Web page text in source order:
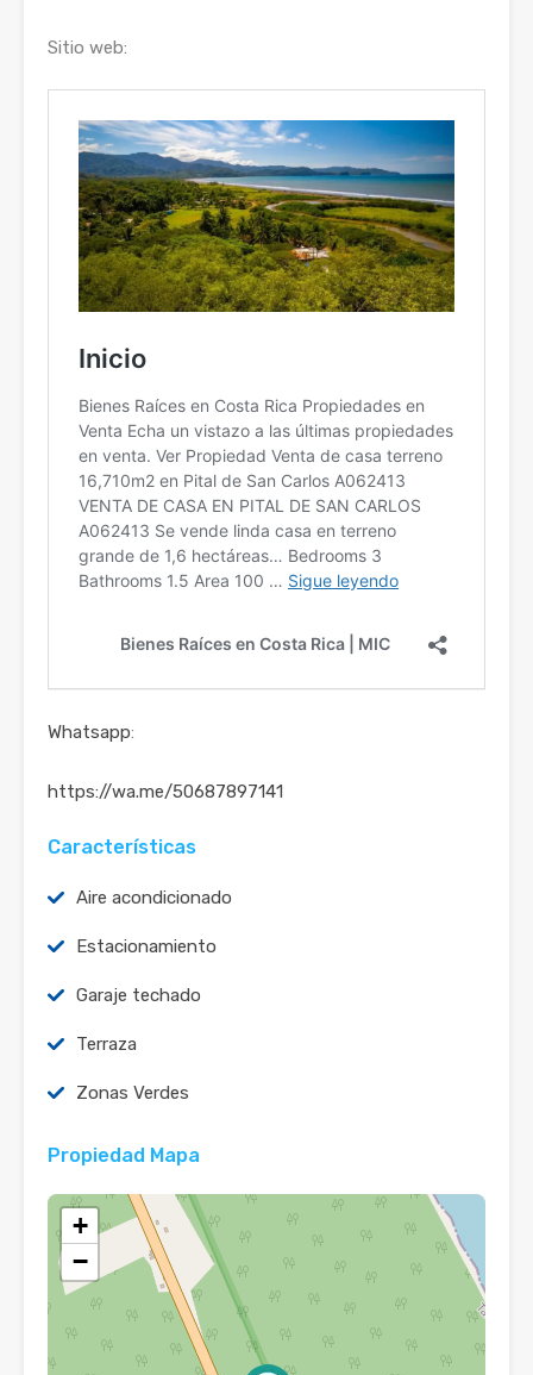
Sitio web:
Whatsapp:
https://wa.me/50687897141
Características
Aire acondicionado
Estacionamiento
Garaje techado
Terraza
Zonas Verdes
Propiedad Mapa
+
−